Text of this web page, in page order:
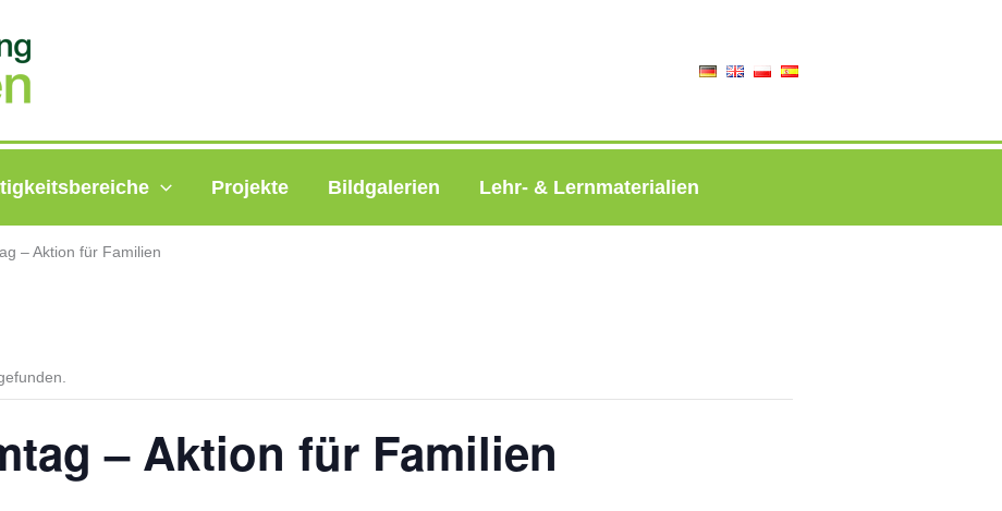
Projekte Bildgalerien Lehr- & Lernmaterialien
– Aktion für Familien
– Aktion für Familien